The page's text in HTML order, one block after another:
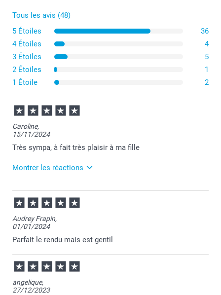
Tous les avis (48)
5 Étoiles
36
4 Étoiles
4
3 Étoiles
5
2 Étoiles
1
1 Étoile
2
Caroline,
15/11/2024
Très sympa, à fait très plaisir à ma fille
Montrer les réactions
19/11/2024
07:06
Bonjour Caroline,
Je vous remercie pour votre commande et je suis
ravie que votre cadeau ait fait plaisir à votre fille.
Je vous souhaite une bonne journée.
Cordialement,
Florence@smartphoto
Audrey Frapin,
01/01/2024
Parfait le rendu mais est gentil
angelique,
27/12/2023